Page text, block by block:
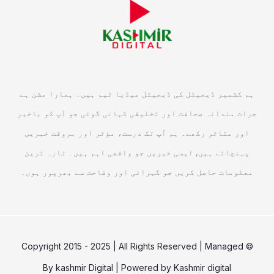
ہم کشمیر ڈیجیٹل کی ڈیجیٹل میڈیا ٹیم ہیں۔ ہمارا مشن ہے
جرات مندانہ صحافت اور تخلیقی کہانی گوئی جو آپ کو باخبر
اور متاثر رکھے۔ ہم آپ تک درست، مؤثر اور بروقت خبریں
پہنچاتے ہیں, ایسی خبریں جو واقعی اہم ہیں۔ تازہ ترین
معلومات حاصل کریں جو گہرائی اور وضاحت سے بھرپور ہوں۔
© Copyright 2015 - 2025 | All Rights Reserved | Managed
By kashmir Digital | Powered by Kashmir digital